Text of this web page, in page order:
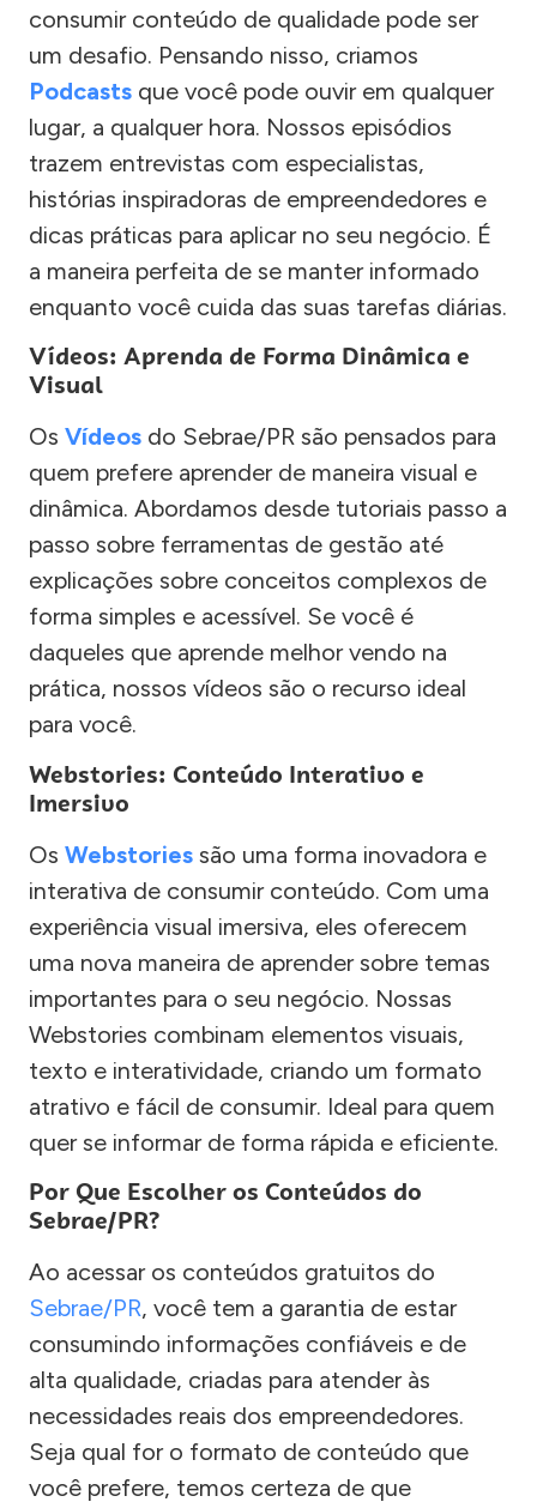
consumir conteúdo de qualidade pode ser
um desafio. Pensando nisso, criamos
Podcasts que você pode ouvir em qualquer
lugar, a qualquer hora. Nossos episódios
trazem entrevistas com especialistas,
histórias inspiradoras de empreendedores e
dicas práticas para aplicar no seu negócio. É
a maneira perfeita de se manter informado
enquanto você cuida das suas tarefas diárias.
Vídeos: Aprenda de Forma Dinâmica e
Visual
Os Vídeos do Sebrae/PR são pensados para
quem prefere aprender de maneira visual e
dinâmica. Abordamos desde tutoriais passo a
passo sobre ferramentas de gestão até
explicações sobre conceitos complexos de
forma simples e acessível. Se você é
daqueles que aprende melhor vendo na
prática, nossos vídeos são o recurso ideal
para você.
Webstories: Conteúdo Interativo e
Imersivo
Os Webstories são uma forma inovadora e
interativa de consumir conteúdo. Com uma
experiência visual imersiva, eles oferecem
uma nova maneira de aprender sobre temas
importantes para o seu negócio. Nossas
Webstories combinam elementos visuais,
texto e interatividade, criando um formato
atrativo e fácil de consumir. Ideal para quem
quer se informar de forma rápida e eficiente.
Por Que Escolher os Conteúdos do
Sebrae/PR?
Ao acessar os conteúdos gratuitos do
Sebrae/PR, você tem a garantia de estar
consumindo informações confiáveis e de
alta qualidade, criadas para atender às
necessidades reais dos empreendedores.
Seja qual for o formato de conteúdo que
você prefere, temos certeza de que